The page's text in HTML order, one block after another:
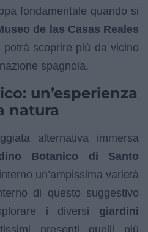
fondamentale quando si
de las Casas Reales
potrà scoprire più da vicino
spagnola.
un’esperienza
natura
alternativa immersa
Botanico di Santo
un’ampissima varietà
di questo suggestivo
i diversi giardini